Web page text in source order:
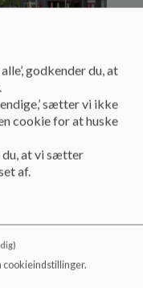
godkender du, at
sætter vi ikke
cookie for at huske
du, at vi sætter
af.
cookieindstillinger.